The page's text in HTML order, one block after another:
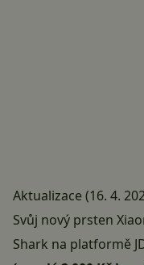
Aktualizace (16. 4.
Svůj nový prsten
Shark na platformě